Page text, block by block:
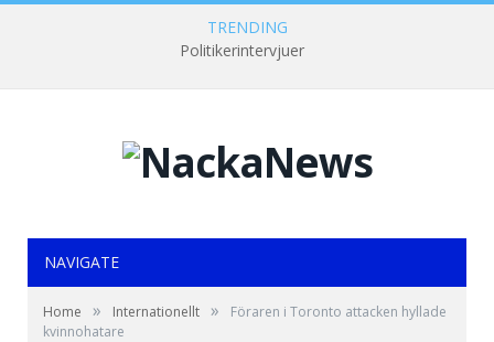
TRENDING
Politikerintervjuer
NAVIGATE
Home » Internationellt »
Föraren i Toronto attacken hyllade
kvinnohatare